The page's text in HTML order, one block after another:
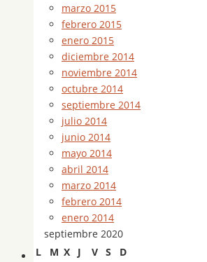
marzo 2015
febrero 2015
enero 2015
diciembre 2014
noviembre 2014
octubre 2014
septiembre 2014
julio 2014
junio 2014
mayo 2014
abril 2014
marzo 2014
febrero 2014
enero 2014
septiembre 2020
L
M X J V S D